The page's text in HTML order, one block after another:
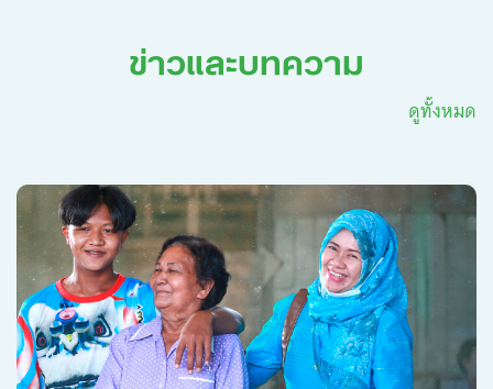
ข่าวและบทความ
ดูทั้งหมด